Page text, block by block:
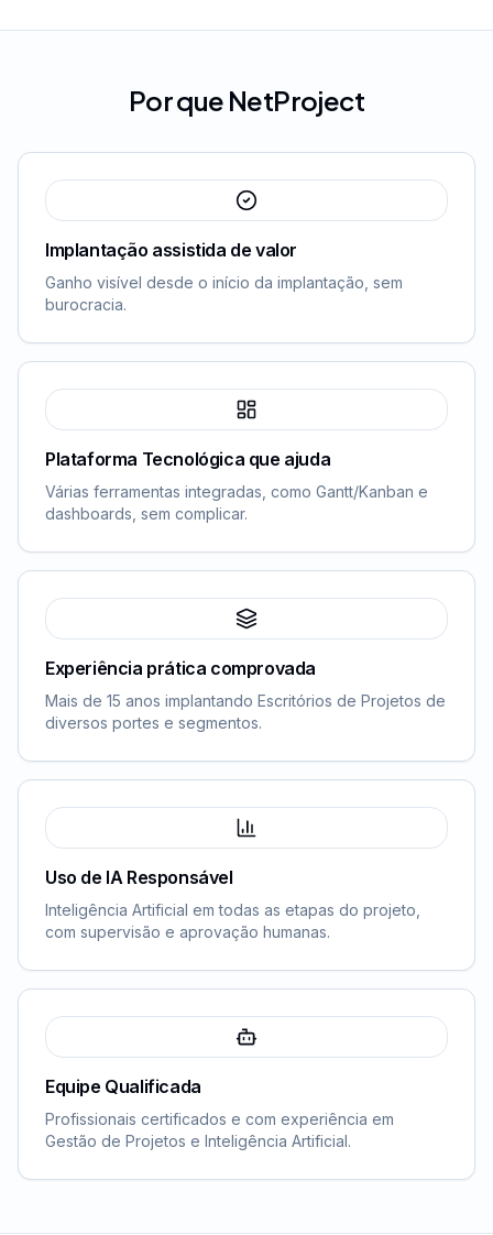
Por que NetProject
Implantação assistida de valor
Ganho visível desde o início da implantação, sem
burocracia.
Plataforma Tecnológica que ajuda
Várias ferramentas integradas, como Gantt/Kanban e
dashboards, sem complicar.
Experiência prática comprovada
Mais de 15 anos implantando Escritórios de Projetos de
diversos portes e segmentos.
Uso de IA Responsável
Inteligência Artificial em todas as etapas do projeto,
com supervisão e aprovação humanas.
Equipe Qualificada
Profissionais certificados e com experiência em
Gestão de Projetos e Inteligência Artificial.